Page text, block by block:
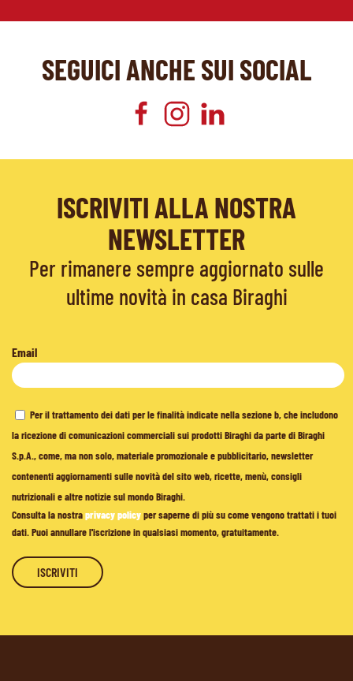
SEGUICI ANCHE SUI SOCIAL
ISCRIVITI ALLA NOSTRA
NEWSLETTER
Per rimanere sempre aggiornato sulle
ultime novità in casa Biraghi
Email
Per il trattamento dei dati per le finalità indicate nella sezione b, che includono
la ricezione di comunicazioni commerciali sui prodotti Biraghi da parte di Biraghi
S.p.A., come, ma non solo, materiale promozionale e pubblicitario, newsletter
contenenti aggiornamenti sulle novità del sito web, ricette, menù, consigli
nutrizionali e altre notizie sul mondo Biraghi.
Consulta la nostraprivacy policyper saperne di più su come vengono trattati i tuoi
dati. Puoi annullare l'iscrizione in qualsiasi momento, gratuitamente.